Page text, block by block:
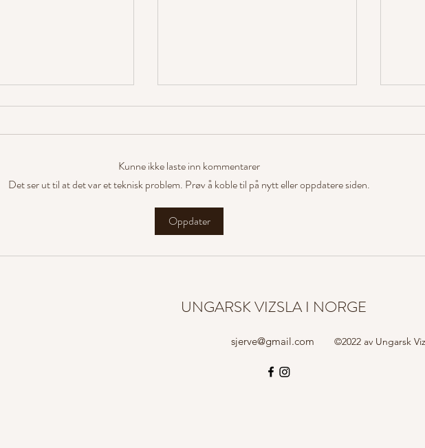
Vizslaer best i UK og AK på
samme prøve!
Kunne ikke laste inn kommentarer
Det ser ut til at det var et teknisk problem. Prøv å koble til på nytt eller oppdatere siden.
Oppdater
UNGARSK VIZSLA I NORGE
sjerve@gmail.com ©2022 av Ungarsk